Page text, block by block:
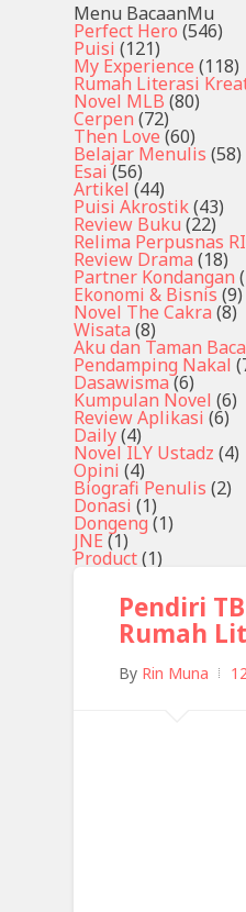
Menu BacaanMu
Perfect Hero (546)
Puisi (121)
My Experience (118)
Rumah Literasi
Novel MLB (80)
Cerpen (72)
Then Love (60)
Belajar Menulis (58)
Esai (56)
Artikel (44)
Puisi Akrostik(43)
Review Buku (22)
Relima Perpusnas RI
Review Drama (18)
Partner Kondangan
Ekonomi & Bisnis (9)
Novel The Cakra (8)
Wisata (8)
Aku dan Taman
Pendamping Nakal
Dasawisma(6)
Kumpulan Novel (6)
Review Aplikasi (6)
Daily(4)
Novel ILY Ustadz (4)
Opini (4)
Biografi Penulis (2)
Donasi (1)
Dongeng (1)
JNE (1)
Product(1)
Pendiri
Rumah
By Rin Muna